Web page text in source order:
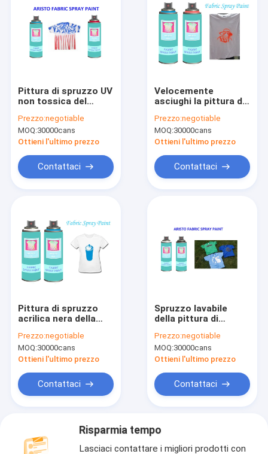
Pittura di spruzzo UV
non tossica del
resistenza per i
vestiti, spruzzo
liquido impermeabile
Prezzo:negotiable
MOQ:30000cans
Ottieni l'ultimo prezzo
Contattaci
Velocemente
asciughi la pittura di
del tessuto
dell'aerosol per il
tessuto
flessibile
Prezzo:negotiable
MOQ:30000cans
Ottieni l'ultimo prezzo
Contattaci
Pittura di spruzzo
acrilica nera della
tessuto per
resistente UV
scarpe/dell'abbigliamento
Prezzo:negotiable
MOQ:30000cans
Ottieni l'ultimo prezzo
Contattaci
Spruzzo lavabile
della pittura di
200ml per resistenza
UV della maglietta e
essiccazione veloce
Prezzo:negotiable
MOQ:30000cans
Ottieni l'ultimo prezzo
Contattaci
Risparmia tempo
Lasciaci contattare i migliori prodotti con